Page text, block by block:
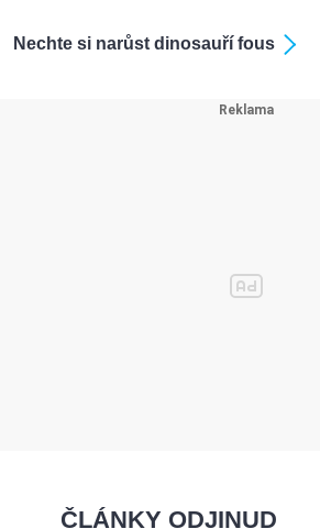
Nechte si narůst dinosauří fous
ČLÁNKY ODJINUD